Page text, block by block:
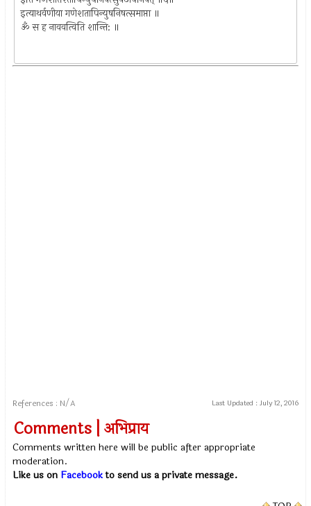
इत्याथर्वणीया गणेशतापिन्युषनिषत्समाप्ता ॥
ॐ स ह नाववत्विति शान्ति: ॥
References : N/A Last Updated : July 12, 2016
Comments | अभिप्राय
Comments written here will be public after appropriate
moderation.
Like us on Facebookto send us a private message.